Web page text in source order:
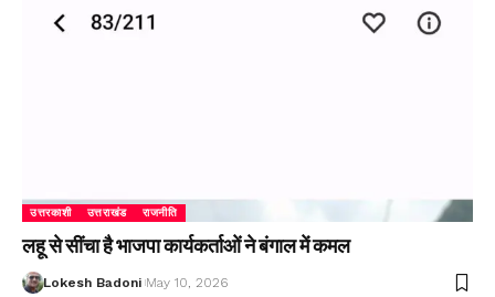
उत्तरकाशी उत्तराखंड राजनीति
लहू से सींचा है भाजपा कार्यकर्ताओं ने बंगाल में कमल
Lokesh Badoni May 10, 2026